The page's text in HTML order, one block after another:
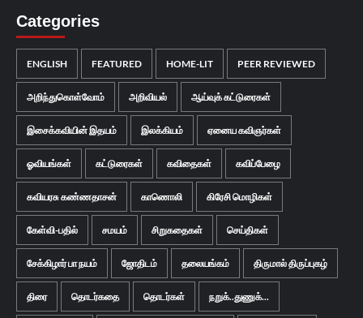
Categories
ENGLISH FEATURED HOME-LIT PEER REVIEWED
அறிந்துகொள்வோம் அறிவியல் ஆய்வுக் கட்டுரைகள்
இசைக்கவியின் இதயம் இலக்கியம் ஏனைய கவிஞர்கள்
ஓவியங்கள் கட்டுரைகள் கவிதைகள் கவிப்பேழை
கவியரசு கண்ணதாசன் காணொலி கிரேசி மொழிகள்
கேள்வி-பதில் சமயம் சிறுகதைகள் செய்திகள்
சேக்கிழார் பா நயம் ஜோதிடம் தலையங்கம் திருமால் திருப்புகழ்
திரை தொடர்கதை தொடர்கள் நறுக்..துணுக்...